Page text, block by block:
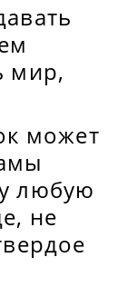
мир,
может
любую
не